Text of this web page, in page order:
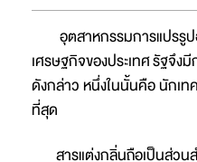
อุตสาหกรรมการแปรรูปอ
เศรษฐกิจของประเทศ รัฐจึ
ดังกล่าว หนึ่งในนั้นคือ นักเ
ที่สุด
สารแต่งกลิ่นถือเป็นส่วน